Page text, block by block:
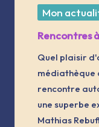
Posted
in
Mon
Rencontres
Quel plaisir
médiathèque
rencontre
une superbe
Mathias